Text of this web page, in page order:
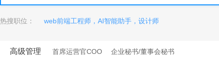
热搜职位： web前端工程师，AI智能助手，设计师
高级管理 首席运营官COO 企业秘书/董事会秘书